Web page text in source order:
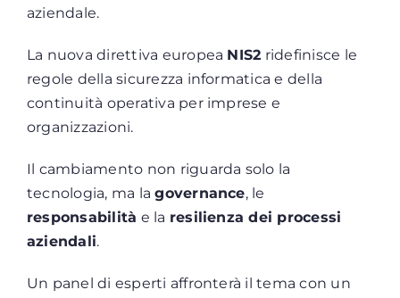
aziendale.
La nuova direttiva europea NIS2 ridefinisce le
regole della sicurezza informatica e della
continuità operativa per imprese e
organizzazioni.
Il cambiamento non riguarda solo la
tecnologia, ma lagovernance, le
responsabilità e la resilienza dei processi
aziendali.
Un panel di esperti affronterà il tema con un